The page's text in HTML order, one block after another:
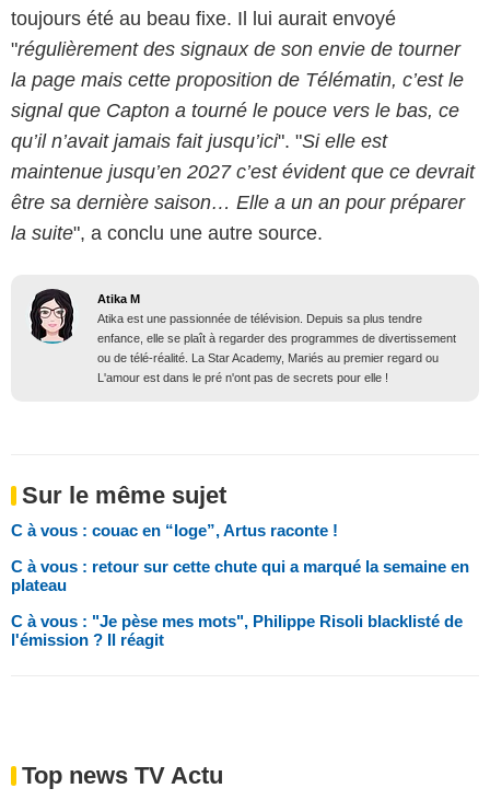
toujours été au beau fixe. Il lui aurait envoyé
"régulièrement des signaux de son envie de tourner
la page mais cette proposition de Télématin, c’est le
signal que Capton a tourné le pouce vers le bas, ce
qu’il n’avait jamais fait jusqu’ici". "Si elle est
maintenue jusqu’en 2027 c’est évident que ce devrait
être sa dernière saison… Elle a un an pour préparer
la suite", a conclu une autre source.
Atika M
Atika est une passionnée de télévision. Depuis sa plus tendre
enfance, elle se plaît à regarder des programmes de divertissement
ou de télé-réalité. La Star Academy, Mariés au premier regard ou
L'amour est dans le pré n'ont pas de secrets pour elle !
Sur le même sujet
C à vous : couac en “loge”, Artus raconte !
C à vous : retour sur cette chute qui a marqué la semaine en
plateau
C à vous : "Je pèse mes mots", Philippe Risoli blacklisté de
l'émission ? Il réagit
Top news TV Actu